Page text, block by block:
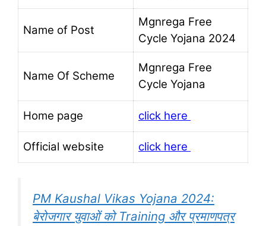
Name of Post
Mgnrega Free
Cycle Yojana 2024
Name Of Scheme
Mgnrega Free
Cycle Yojana
Home page click here
Official website click here
PM Kaushal Vikas Yojana 2024:
बेरोजगार युवाओं को Training और प्रमाणपत्र